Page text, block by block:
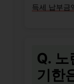
득세 납부금
Q. 노
기한